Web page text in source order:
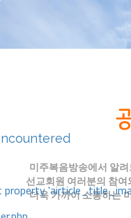
property
미주복음방송에서 알
선교회원 여러분의 참
더욱 가까이 소통하는